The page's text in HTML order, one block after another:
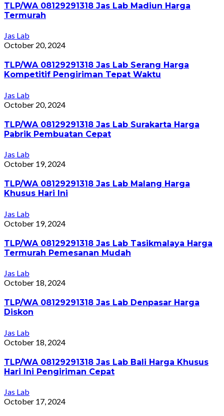
TLP/WA 08129291318 Jas Lab Madiun Harga
Termurah
Jas Lab
October 20, 2024
TLP/WA 08129291318 Jas Lab Serang Harga
Kompetitif Pengiriman Tepat Waktu
Jas Lab
October 20, 2024
TLP/WA 08129291318 Jas Lab Surakarta Harga
Pabrik Pembuatan Cepat
Jas Lab
October 19, 2024
TLP/WA 08129291318 Jas Lab Malang Harga
Khusus Hari Ini
Jas Lab
October 19, 2024
TLP/WA 08129291318 Jas Lab Tasikmalaya Harga
Termurah Pemesanan Mudah
Jas Lab
October 18, 2024
TLP/WA 08129291318 Jas Lab Denpasar Harga
Diskon
Jas Lab
October 18, 2024
TLP/WA 08129291318 Jas Lab Bali Harga Khusus
Hari Ini Pengiriman Cepat
Jas Lab
October 17, 2024